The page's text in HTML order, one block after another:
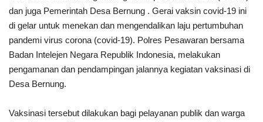
Pendidikan
Informasi Journalism
Olahraga
Kesehatan
dan juga Pemerintah Desa Bernung . Gerai vaksin covid-19 ini
di gelar untuk menekan dan mengendalikan laju pertumbuhan
pandemi virus corona (covid-19). Polres Pesawaran bersama
Badan Intelejen Negara Republik Indonesia, melakukan
pengamanan dan pendampingan jalannya kegiatan vaksinasi di
Desa Bernung.
Vaksinasi tersebut dilakukan bagi pelayanan publik dan warga